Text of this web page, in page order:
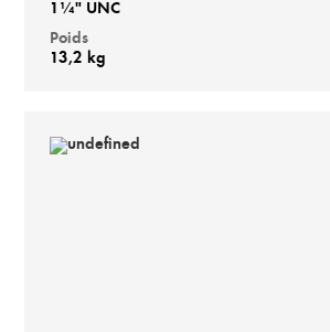
1¼" UNC
Poids
13,2 kg